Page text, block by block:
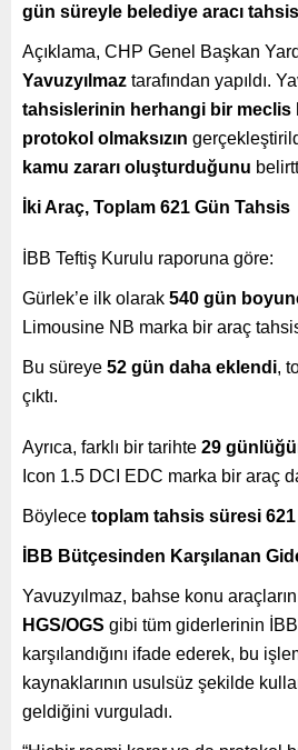
gün süreyle belediye aracı
Açıklama, CHP Genel Başkan
Yavuzyılmaz tarafından yapıldı.
tahsislerinin herhangi bir meclis
protokol olmaksızın
kamu zararı oluşturduğunu
İki Araç, Toplam 621 Gün Tahsis
İBB Teftiş Kurulu raporuna göre:
Gürlek’e ilk olarak 540 gün
Limousine NB marka bir araç
Bu süreye 52 gün daha eklendi,
çıktı.
Ayrıca, farklı bir tarihte 29
Icon 1.5 DCI EDC marka bir araç
Böylece toplam tahsis süresi
İBB Bütçesinden Karşılanan
Yavuzyılmaz, bahse konu araçların
HGS/OGS gibi tüm giderlerinin
karşılandığını ifade ederek, bu
kaynaklarının usulsüz şekilde
geldiğini vurguladı.